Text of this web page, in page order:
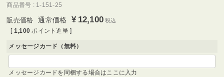
商品番号 1-151-25
通常価格 ¥ 12,100 税込
[ 1,100 ポイント進呈 ]
メッセージカード（無料）
メッセージカードを同梱する場合はここに入力